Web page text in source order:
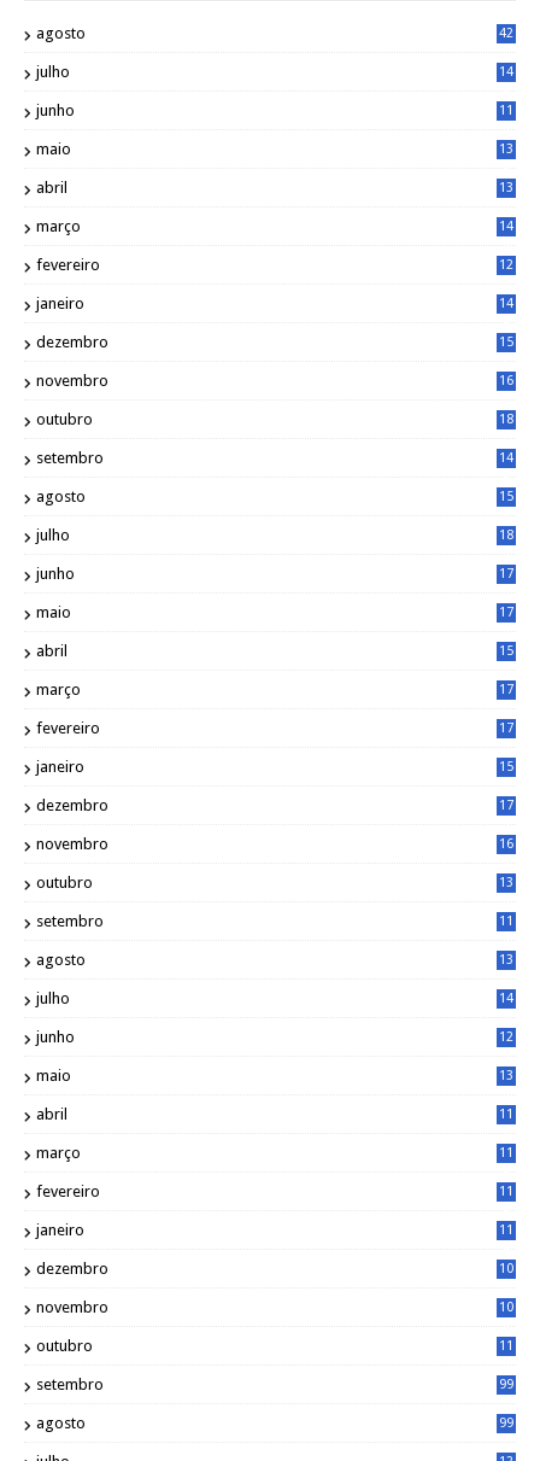
agosto 42
julho
14
junho
11
maio
13
abril
13
março
14
fevereiro
12
janeiro
14
dezembro
15
novembro
16
outubro
18
setembro
14
agosto
15
julho
18
junho
17
maio
17
abril
15
março
17
fevereiro
17
janeiro
15
dezembro
17
novembro
16
outubro
13
setembro
11
agosto
13
julho
14
junho
12
maio
13
abril
11
março
11
fevereiro
11
janeiro
11
dezembro
10
novembro
10
outubro
11
setembro 99
agosto 99